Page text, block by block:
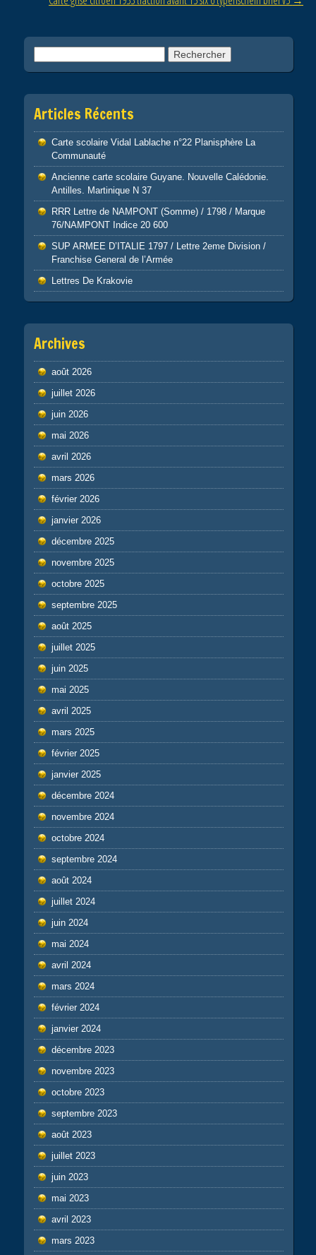
k
Articles Récents
Carte scolaire Vidal Lablache n°22 Planisphère La
Communauté
Ancienne carte scolaire Guyane. Nouvelle Calédonie.
Antilles. Martinique N 37
RRR Lettre de NAMPONT (Somme) / 1798 / Marque
76/NAMPONT Indice 20 600
SUP ARMEE D’ITALIE 1797 / Lettre 2eme Division /
Franchise General de l’Armée
Lettres De Krakovie
Archives
août 2026
juillet 2026
juin 2026
mai 2026
avril 2026
mars 2026
février 2026
janvier 2026
décembre 2025
novembre 2025
octobre 2025
septembre 2025
août 2025
juillet 2025
juin 2025
mai 2025
avril 2025
mars 2025
février 2025
janvier 2025
décembre 2024
novembre 2024
octobre 2024
septembre 2024
août 2024
juillet 2024
juin 2024
mai 2024
avril 2024
mars 2024
février 2024
janvier 2024
décembre 2023
novembre 2023
octobre 2023
septembre 2023
août 2023
juillet 2023
juin 2023
mai 2023
avril 2023
mars 2023